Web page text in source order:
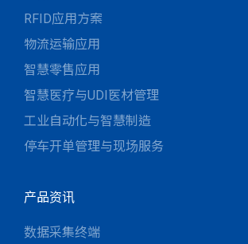
RFID应用方案
物流运输应用
智慧零售应用
智慧医疗与UDI医材管理
工业自动化与智慧制造
停车开单管理与现场服务
产品资讯
数据采集终端